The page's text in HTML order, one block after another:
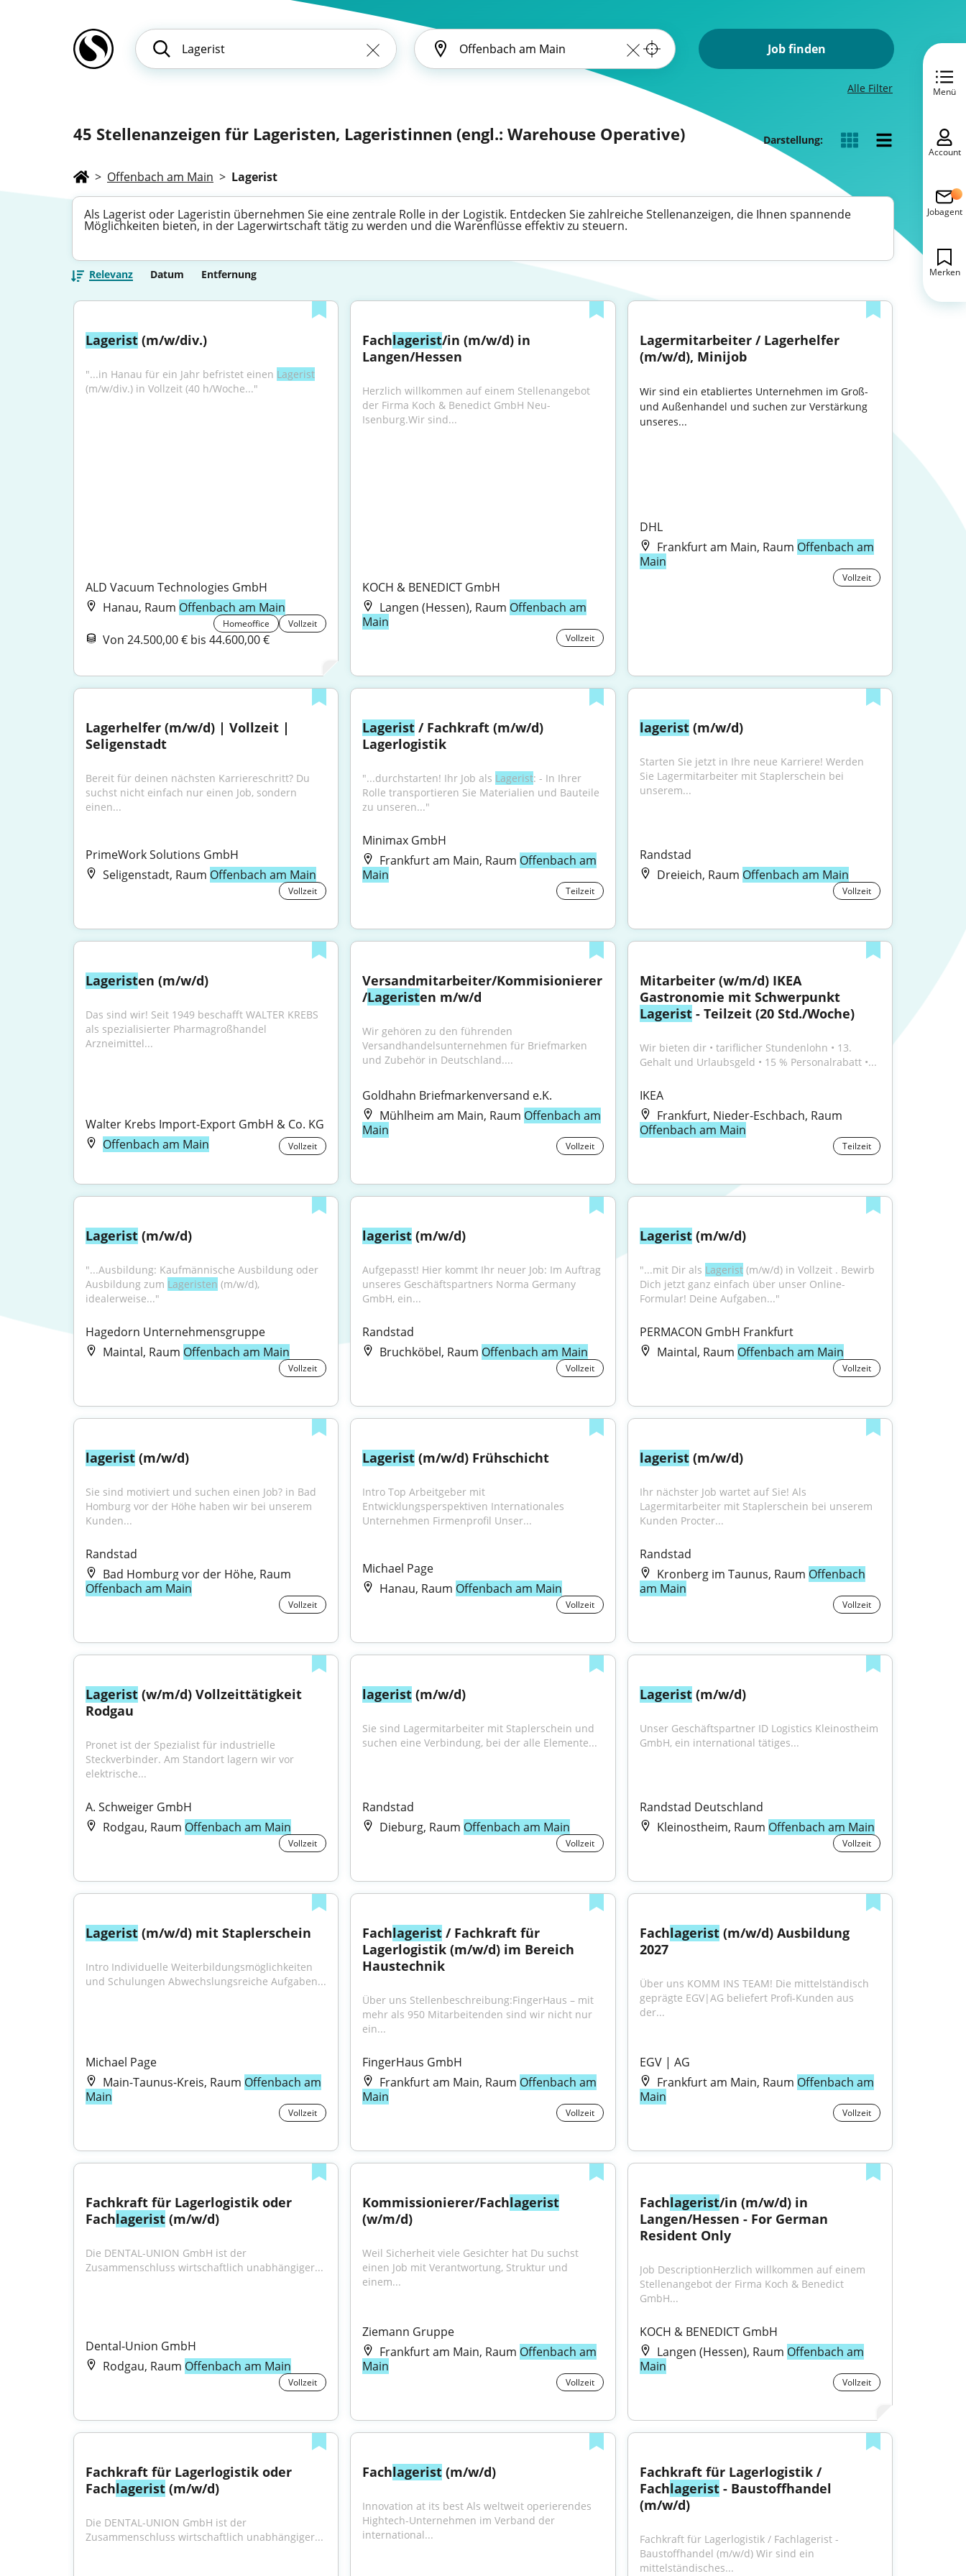
Job finden
Alle Filter
45 Stellenanzeigen für Lageristen, Lageristinnen (engl.: Warehouse Operative) Darstellung:
> Offenbach am Main > Lagerist
Als Lagerist oder Lageristin übernehmen Sie eine zentrale Rolle in der Logistik. Entdecken Sie zahlreiche Stellenanzeigen, die Ihnen spannende
Möglichkeiten bieten, in der Lagerwirtschaft tätig zu werden und die Warenflüsse effektiv zu steuern.
Relevanz Datum Entfernung
Lagerist (m/w/div.)
"...in Hanau für ein Jahr befristet einen Lagerist
(m/w/div.) in Vollzeit (40 h/Woche..."
ALD Vacuum Technologies GmbH
Hanau, Raum Offenbach am Main
Homeoffice Vollzeit
Von 24.500,00 € bis 44.600,00 €
Fachlagerist/in (m/w/d) in
Langen/Hessen
Herzlich willkommen auf einem Stellenangebot
der Firma Koch & Benedict GmbH Neu-
Isenburg.Wir sind...
KOCH & BENEDICT GmbH
Langen (Hessen), Raum Offenbach am
Main
Vollzeit
Lagermitarbeiter / Lagerhelfer
(m/w/d), Minijob
Wir sind ein etabliertes Unternehmen im Groß-
und Außenhandel und suchen zur Verstärkung
unseres...
DHL
Frankfurt am Main, Raum Offenbach am
Main
Vollzeit
Lagerhelfer (m/w/d) | Vollzeit |
Seligenstadt
Bereit für deinen nächsten Karriereschritt? Du
suchst nicht einfach nur einen Job, sondern
einen...
PrimeWork Solutions GmbH
Seligenstadt, Raum Offenbach am Main
Vollzeit
Lagerist / Fachkraft (m/w/d)
Lagerlogistik
"...durchstarten! Ihr Job als Lagerist: - In Ihrer
Rolle transportieren Sie Materialien und Bauteile
zu unseren..."
Minimax GmbH
Frankfurt am Main, Raum Offenbach am
Main
Teilzeit
lagerist (m/w/d)
Starten Sie jetzt in Ihre neue Karriere! Werden
Sie Lagermitarbeiter mit Staplerschein bei
unserem...
Randstad
Dreieich, Raum Offenbach am Main
Vollzeit
Lageristen (m/w/d)
Das sind wir! Seit 1949 beschafft WALTER KREBS
als spezialisierter Pharmagroßhandel
Arzneimittel...
Walter Krebs Import-Export GmbH & Co. KG
Offenbach am Main
Vollzeit
Versandmitarbeiter/Kommisionierer
/Lageristen m/w/d
Wir gehören zu den führenden
Versandhandelsunternehmen für Briefmarken
und Zubehör in Deutschland....
Goldhahn Briefmarkenversand e.K.
Mühlheim am Main, Raum Offenbach am
Main
Vollzeit
Mitarbeiter (w/m/d) IKEA
Gastronomie mit Schwerpunkt
Lagerist - Teilzeit (20 Std./Woche)
Wir bieten dir • tariflicher Stundenlohn • 13.
Gehalt und Urlaubsgeld • 15 % Personalrabatt •...
IKEA
Frankfurt, Nieder-Eschbach, Raum
Offenbach am Main
Teilzeit
Lagerist (m/w/d)
"...Ausbildung: Kaufmännische Ausbildung oder
Ausbildung zum Lageristen (m/w/d),
idealerweise..."
Hagedorn Unternehmensgruppe
Maintal, Raum Offenbach am Main
Vollzeit
lagerist (m/w/d)
Aufgepasst! Hier kommt Ihr neuer Job: Im Auftrag
unseres Geschäftspartners Norma Germany
GmbH, ein...
Randstad
Bruchköbel, Raum Offenbach am Main
Vollzeit
Lagerist (m/w/d)
"...mit Dir als Lagerist (m/w/d) in Vollzeit . Bewirb
Dich jetzt ganz einfach über unser Online-
Formular! Deine Aufgaben..."
PERMACON GmbH Frankfurt
Maintal, Raum Offenbach am Main
Vollzeit
lagerist (m/w/d)
Sie sind motiviert und suchen einen Job? in Bad
Homburg vor der Höhe haben wir bei unserem
Kunden...
Randstad
Bad Homburg vor der Höhe, Raum
Offenbach am Main
Vollzeit
Lagerist (m/w/d) Frühschicht
Intro Top Arbeitgeber mit
Entwicklungsperspektiven Internationales
Unternehmen Firmenprofil Unser...
Michael Page
Hanau, Raum Offenbach am Main
Vollzeit
lagerist (m/w/d)
Ihr nächster Job wartet auf Sie! Als
Lagermitarbeiter mit Staplerschein bei unserem
Kunden Procter...
Randstad
Kronberg im Taunus, Raum Offenbach
am Main
Vollzeit
Lagerist (w/m/d) Vollzeittätigkeit
Rodgau
Pronet ist der Spezialist für industrielle
Steckverbinder. Am Standort lagern wir vor
elektrische...
A. Schweiger GmbH
Rodgau, Raum Offenbach am Main
Vollzeit
lagerist (m/w/d)
Sie sind Lagermitarbeiter mit Staplerschein und
suchen eine Verbindung, bei der alle Elemente...
Randstad
Dieburg, Raum Offenbach am Main
Vollzeit
Lagerist (m/w/d)
Unser Geschäftspartner ID Logistics Kleinostheim
GmbH, ein international tätiges...
Randstad Deutschland
Kleinostheim, Raum Offenbach am Main
Vollzeit
Lagerist (m/w/d) mit Staplerschein
Intro Individuelle Weiterbildungsmöglichkeiten
und Schulungen Abwechslungsreiche Aufgaben...
Michael Page
Main-Taunus-Kreis, Raum Offenbach am
Main
Vollzeit
Fachlagerist / Fachkraft für
Lagerlogistik (m/w/d) im Bereich
Haustechnik
Über uns Stellenbeschreibung:FingerHaus – mit
mehr als 950 Mitarbeitenden sind wir nicht nur
ein...
FingerHaus GmbH
Frankfurt am Main, Raum Offenbach am
Main
Vollzeit
Fachlagerist (m/w/d) Ausbildung
2027
Über uns KOMM INS TEAM! Die mittelständisch
geprägte EGV|AG beliefert Profi-Kunden aus
der...
EGV | AG
Frankfurt am Main, Raum Offenbach am
Main
Vollzeit
Fachkraft für Lagerlogistik oder
Fachlagerist (m/w/d)
Die DENTAL-UNION GmbH ist der
Zusammenschluss wirtschaftlich unabhängiger...
Dental-Union GmbH
Rodgau, Raum Offenbach am Main
Vollzeit
Kommissionierer/Fachlagerist
(w/m/d)
Weil Sicherheit viele Gesichter hat Du suchst
einen Job mit Verantwortung, Struktur und
einem...
Ziemann Gruppe
Frankfurt am Main, Raum Offenbach am
Main
Vollzeit
Fachlagerist/in (m/w/d) in
Langen/Hessen - For German
Resident Only
Job DescriptionHerzlich willkommen auf einem
Stellenangebot der Firma Koch & Benedict
GmbH...
KOCH & BENEDICT GmbH
Langen (Hessen), Raum Offenbach am
Main
Vollzeit
Fachkraft für Lagerlogistik oder
Fachlagerist (m/w/d)
Die DENTAL-UNION GmbH ist der
Zusammenschluss wirtschaftlich unabhängiger...
Fachlagerist (m/w/d)
Innovation at its best Als weltweit operierendes
Hightech-Unternehmen im Verband der
international...
Fachkraft für Lagerlogistik /
Fachlagerist - Baustoffhandel
(m/w/d)
Fachkraft für Lagerlogistik / Fachlagerist -
Baustoffhandel (m/w/d) Wir sind ein
mittelständisches...
Menü
Account
Jobagent
Merken